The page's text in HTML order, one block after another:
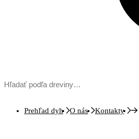
Prehľad dyh O nás Kontakty